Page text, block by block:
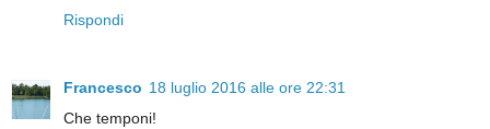
Rispondi
Francesco 18 luglio 2016 alle ore 22:31
Che temponi!